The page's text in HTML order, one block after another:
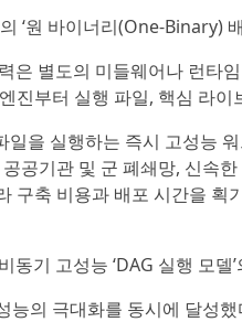
‘원 바이너리(One-Binary)
은 별도의 미들웨어나 런타
진부터 실행 파일, 핵심 라
일을 실행하는 즉시 고성능
공기관 및 군 폐쇄망, 신속
구축 비용과 배포 시간을
동기 고성능 ‘DAG 실행 모델
능의 극대화를 동시에 달성